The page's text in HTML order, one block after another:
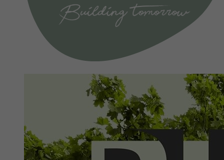
Période 6 Monate
Objectif
reCAPTCHA setzt ein notwendiges Cookie
(_GRECAPTCHA), wenn es zum Zweck der
Risikoanalyse ausgeführt wird.